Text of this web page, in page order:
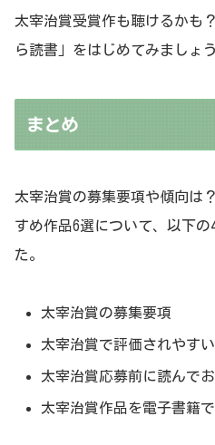
太宰治賞受賞作も聴けるかも
ら読書」をはじめてみましょ
まとめ
太宰治賞の募集要項や傾向は
すめ作品6選について、以下
た。
太宰治賞の募集要項
太宰治賞で評価されやす
太宰治賞応募前に読んで
太宰治賞作品を電子書籍